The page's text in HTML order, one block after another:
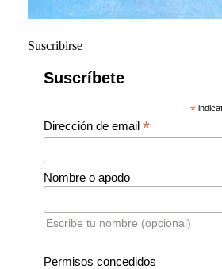
Suscribirse
Suscríbete
*
Dirección de email *
Nombre o apodo
Escribe tu nombre (opcional)
Permisos concedidos